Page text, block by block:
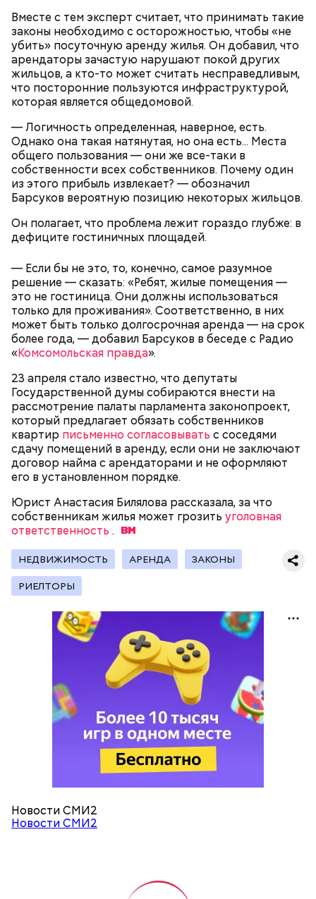
Вместе с тем эксперт считает, что принимать такие
законы необходимо с осторожностью, чтобы «не
убить» посуточную аренду жилья. Он добавил, что
арендаторы зачастую нарушают покой других
жильцов, а кто-то может считать несправедливым,
что посторонние пользуются инфраструктурой,
которая является общедомовой.
— Логичность определенная, наверное, есть.
Однако она такая натянутая, но она есть... Места
общего пользования — они же все-таки в
собственности всех собственников. Почему один
из этого прибыль извлекает? — обозначил
Барсуков вероятную позицию некоторых жильцов.
Он полагает, что проблема лежит гораздо глубже: в
дефиците гостиничных площадей.
— Если бы не это, то, конечно, самое разумное
решение — сказать: «Ребят, жилые помещения —
это не гостиница. Они должны использоваться
только для проживания». Соответственно, в них
может быть только долгосрочная аренда — на срок
более года, — добавил Барсуков в беседе с Радио
«Комсомольская правда».
23 апреля стало известно, что депутаты
Государственной думы собираются внести на
рассмотрение палаты парламента законопроект,
который предлагает обязать собственников
квартир письменно согласовывать с соседями
сдачу помещений в аренду, если они не заключают
договор найма с арендаторами и не оформляют
его в установленном порядке.
Юрист Анастасия Билялова рассказала, за что
собственникам жилья может грозить уголовная
ответственность .
НЕДВИЖИМОСТЬ АРЕНДА ЗАКОНЫ
РИЕЛТОРЫ
Новости СМИ2
Новости СМИ2